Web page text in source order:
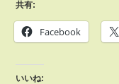
共有:
Facebook
いいね: